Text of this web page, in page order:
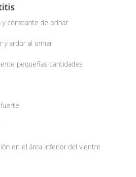
y constante de orinar
y ardor al orinar
pequeñas cantidades
en el área inferior del vientre